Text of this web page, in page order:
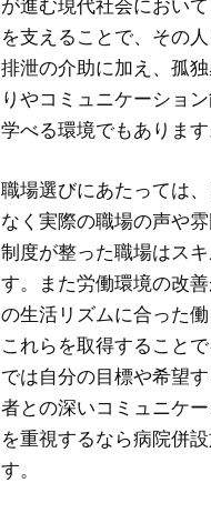
が進む現代社会におい
を支えることで、その
排泄の介助に加え、孤
りやコミュニケーショ
学べる環境でもあります
職場選びにあたっては
なく実際の職場の声や
制度が整った職場はス
す。また労働環境の改
の生活リズムに合った
これらを取得すること
では自分の目標や希望
者との深いコミュニケ
を重視するなら病院併
す。